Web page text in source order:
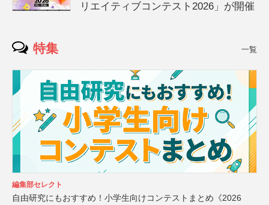
リエイティブコンテスト2026」が開催
特集 一覧
編集部セレクト
自由研究にもおすすめ！小学生向けコンテストまとめ《2026